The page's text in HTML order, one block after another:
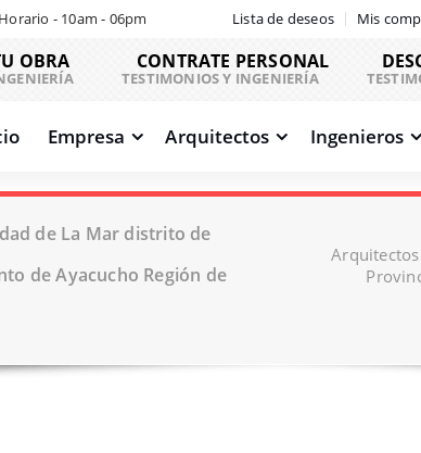
Horario - 10am - 06pm Lista de deseos Mis
OBRA CONTRATE PERSONAL
TESTIMONIOS Y INGENIERÍA
Empresa Arquitectos Ingenieros
de La Mar distrito de
de Ayacucho Región de